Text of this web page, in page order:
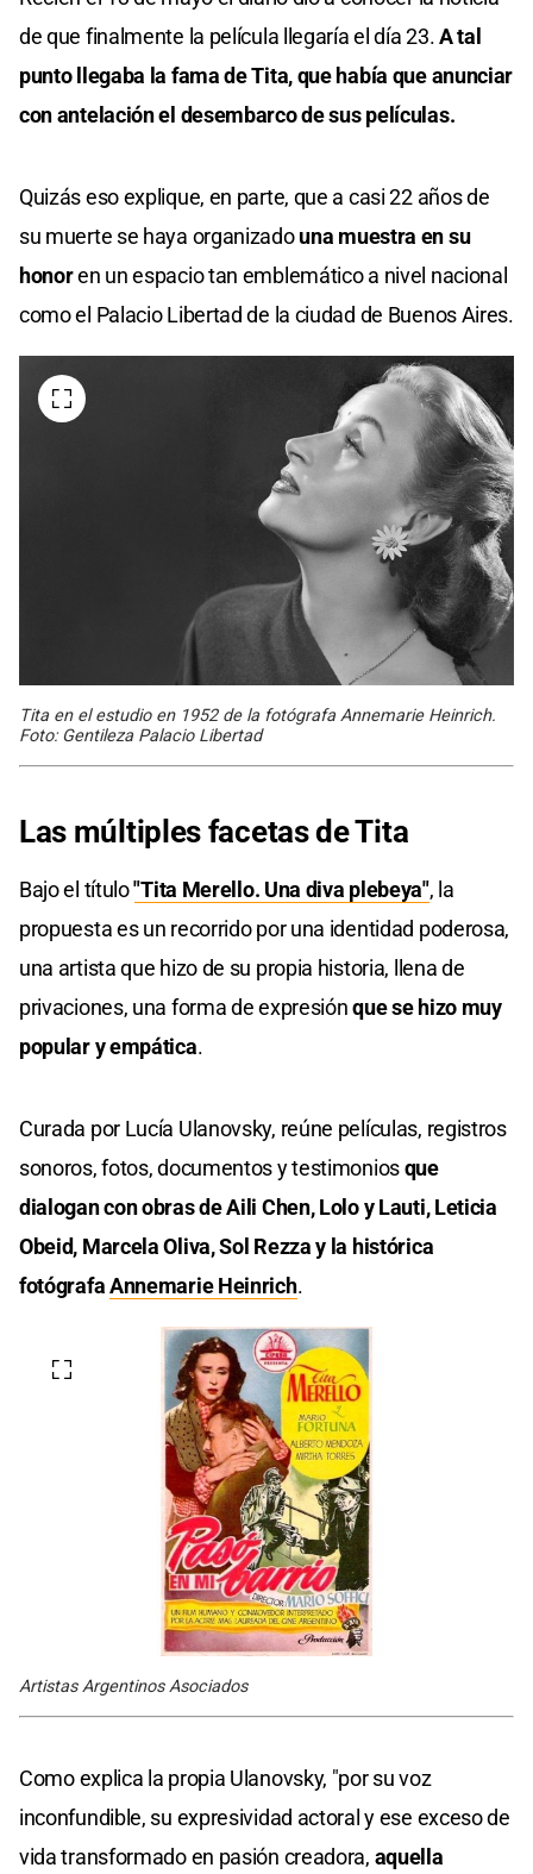
de que finalmente la película llegaría el día 23.A tal
punto llegaba la fama de Tita, que había que anunciar
con antelación el desembarco de sus películas.
Quizás eso explique, en parte, que a casi 22 años de
su muerte se haya organizadouna muestra en su
honoren un espacio tan emblemático a nivel nacional
como el Palacio Libertad de la ciudad de Buenos Aires.
Tita en el estudio en 1952 de la fotógrafa Annemarie Heinrich.
Foto: Gentileza Palacio Libertad
Las múltiples facetas de Tita
Bajo el título"Tita Merello. Una diva plebeya", la
propuesta es un recorrido por una identidad poderosa,
una artista que hizo de su propia historia, llena de
privaciones, una forma de expresiónque se hizo muy
popular y empática.
Curada por Lucía Ulanovsky, reúne películas, registros
sonoros, fotos, documentos y testimoniosque
dialogan con obras de Aili Chen, Lolo y Lauti, Leticia
Obeid, Marcela Oliva, Sol Rezza y la histórica
fotógrafaAnnemarie Heinrich.
Artistas Argentinos Asociados
Como explica la propia Ulanovsky, "por su voz
inconfundible, su expresividad actoral y ese exceso de
vida transformado en pasión creadora, aquella